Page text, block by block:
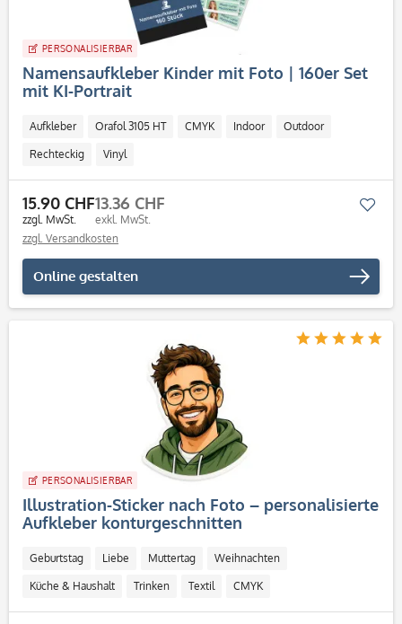
PERSONALISIERBAR
Namensaufkleber Kinder mit Foto | 160er Set
mit KI-Portrait
Aufkleber Orafol 3105 HT CMYK Indoor Outdoor
Rechteckig Vinyl
15.90 CHF
zzgl. MwSt.
13.36 CHF
exkl. MwSt.
zzgl. Versandkosten
Online gestalten
PERSONALISIERBAR
Illustration-Sticker nach Foto – personalisierte
Aufkleber konturgeschnitten
Geburtstag Liebe Muttertag Weihnachten
Küche & Haushalt Trinken Textil CMYK
Personalisierbar / Onlinegestaltung